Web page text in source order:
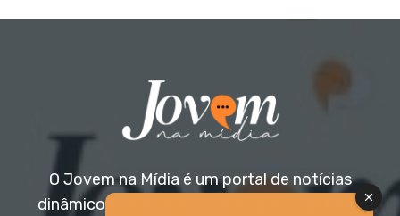
O Jovem na Mídia é um portal de notícias
dinâmico e acessível, voltado para o público